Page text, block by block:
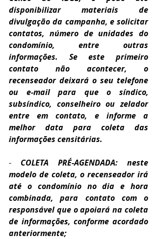
disponibilizar materiais de
divulgação da campanha, e solicitar
contatos, número de unidades do
condomínio, entre outras
informações. Se este primeiro
contato não acontecer, o
recenseador deixará o seu telefone
ou e-mail para que o síndico,
subsíndico, conselheiro ou zelador
entre em contato, e informe a
melhor data para coleta das
informações censitárias.
- COLETA PRÉ-AGENDADA: neste
modelo de coleta, o recenseador irá
até o condomínio no dia e hora
combinada, para contato com o
responsável que o apoiará na coleta
de informações, conforme acordado
anteriormente;